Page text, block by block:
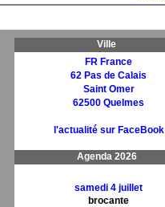
Ville
FR France
62 Pas de Calais
Saint Omer
62500 Quelmes
l'actualité sur FaceBook
Agenda 2026
samedi 4 juillet
brocante